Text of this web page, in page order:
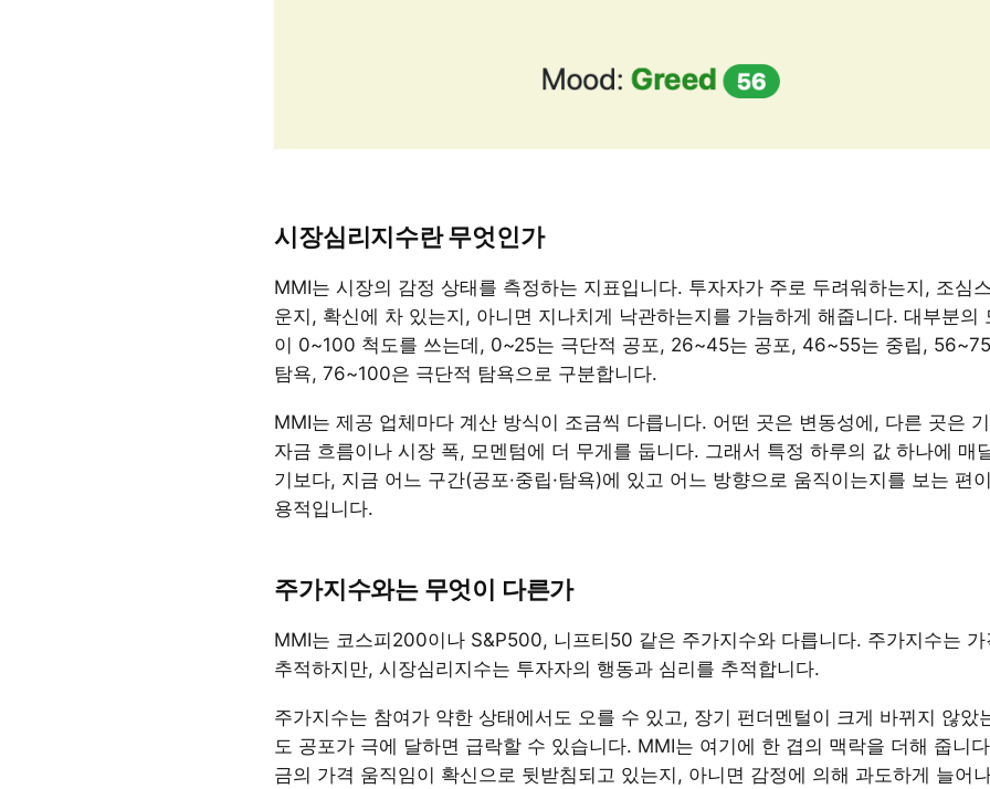
시장심리지수란 무엇인가
MMI는 시장의 감정 상태를 측정하는 지표입니다. 투자자가 주로 두려워하는지, 조심
운지, 확신에 차 있는지, 아니면 지나치게 낙관하는지를 가늠하게 해줍니다. 대부분의
이 0~100 척도를 쓰는데, 0~25는 극단적 공포, 26~45는 공포, 46~55는 중립,
탐욕, 76~100은 극단적 탐욕으로 구분합니다.
MMI는 제공 업체마다 계산 방식이 조금씩 다릅니다. 어떤 곳은 변동성에, 다른 곳은
자금 흐름이나 시장 폭, 모멘텀에 더 무게를 둡니다. 그래서 특정 하루의 값 하나에 매
기보다, 지금 어느 구간(공포·중립·탐욕)에 있고 어느 방향으로 움직이는지를 보는 편
용적입니다.
주가지수와는 무엇이 다른가
MMI는 코스피200이나 S&P500, 니프티50 같은 주가지수와 다릅니다. 주가지수는 가
추적하지만, 시장심리지수는 투자자의 행동과 심리를 추적합니다.
주가지수는 참여가 약한 상태에서도 오를 수 있고, 장기 펀더멘털이 크게 바뀌지 않았
도 공포가 극에 달하면 급락할 수 있습니다. MMI는 여기에 한 겹의 맥락을 더해 줍니
금의 가격 움직임이 확신으로 뒷받침되고 있는지, 아니면 감정에 의해 과도하게 늘어